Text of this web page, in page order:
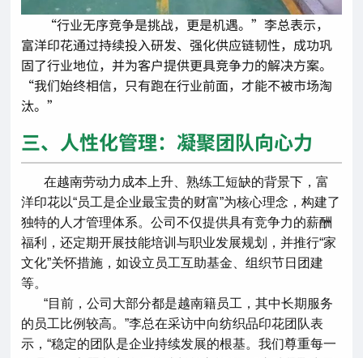
“行业无序竞争是挑战，更是机遇。”李总表示，
富洋印花通过持续投入研发、强化供应链韧性，成功巩
固了行业地位，并为客户提供更具竞争力的解决方案。
“我们始终相信，只有跑在行业前面，才能不被市场淘
汰。”
三、人性化管理：凝聚团队向心力
在越南劳动力成本上升、熟练工短缺的背景下，富
洋印花以“员工是企业最宝贵的财富”为核心理念，构建了
独特的人才管理体系。公司不仅提供具有竞争力的薪酬
福利，还定期开展技能培训与职业发展规划，并推行“家
文化”关怀措施，如设立员工互助基金、组织节日团建
等。
“目前，公司大部分都是越南籍员工，其中长期服务
的员工比例较高。”李总在采访中向纺织品印花团队表
示，“稳定的团队是企业持续发展的根基。我们尊重每一